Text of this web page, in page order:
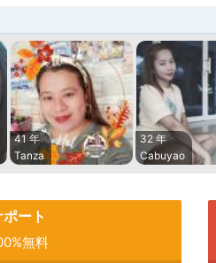
41 年
Tanza
32 年
Cabuyao
ート
無料